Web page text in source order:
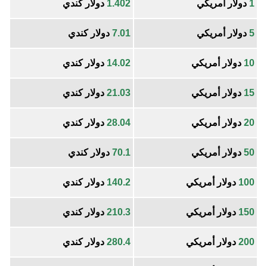
1 دولار أمريكي 1.402 دولار كندي
5 دولار أمريكي 7.01 دولار كندي
10 دولار أمريكي 14.02 دولار كندي
15 دولار أمريكي 21.03 دولار كندي
20 دولار أمريكي 28.04 دولار كندي
50 دولار أمريكي 70.1 دولار كندي
100 دولار أمريكي 140.2 دولار كندي
150 دولار أمريكي 210.3 دولار كندي
200 دولار أمريكي 280.4 دولار كندي